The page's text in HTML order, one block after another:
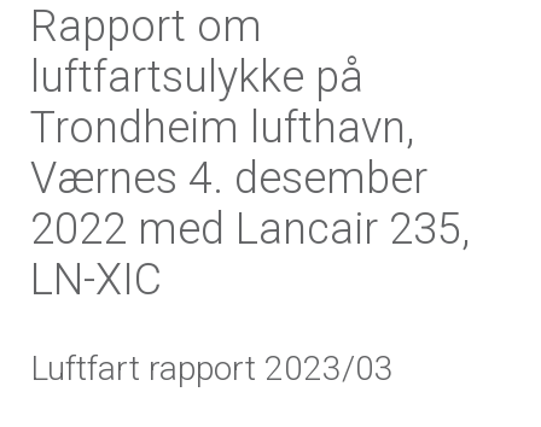
Rapport om
luftfartsulykke på
Trondheim lufthavn,
Værnes 4. desember
2022 med Lancair 235,
LN-XIC
Luftfart rapport 2023/03